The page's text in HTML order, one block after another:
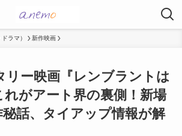
ラマ） 新作映画
リー映画『レンブラントは
れがアート界の裏側！新場
秘話、タイアップ情報が解